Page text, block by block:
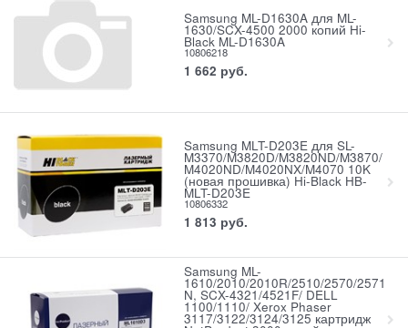
Samsung ML-D1630A для ML-
1630/SCX-4500 2000 копий Hi-
Black ML-D1630A
10806218
1 662 руб.
Samsung MLT-D203E для SL-
M3370/M3820D/M3820ND/M3870/
M4020ND/M4020NX/M4070 10K
(новая прошивка) Hi-Black HB-
MLT-D203E
10806332
1 813 руб.
Samsung ML-
1610/2010/2010R/2510/2570/2571
N, SCX-4321/4521F/ DELL
1100/1110/ Xerox Phaser
3117/3122/3124/3125 картридж